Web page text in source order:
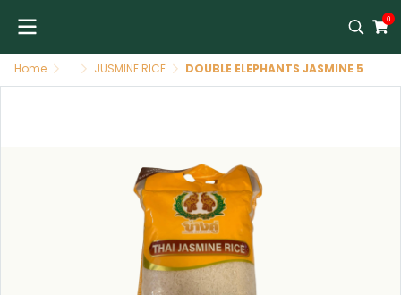
0
Home ... JUSMINE RICE DOUBLE ELEPHANTS JASMINE 5 Kg/5